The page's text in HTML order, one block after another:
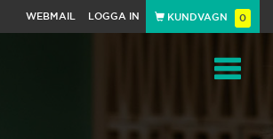
WEBMAIL LOGGA IN KUNDVAGN 0
Toggle